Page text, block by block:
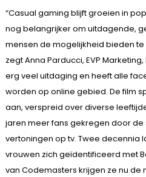
“Casual gaming blijft groeien in
nog belangrijker om uitdagende,
mensen de mogelijkheid bieden
zegt Anna Parducci, EVP
erg veel uitdaging en heeft alle
worden op online gebied. De film
aan, verspreid over diverse
jaren meer fans gekregen door de
vertoningen op tv. Twee decennia
vrouwen zich geïdentificeerd met
van Codemasters krijgen ze nu de